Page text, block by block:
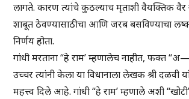
लागते. कारण त्यांचे कुठल्याच मृताशी वैयक्तिक वैर
शाबूत ठेवण्यासाठीचा आणि जरब बसविण्याचा
निर्णय होता.
गांधी मरताना “हे राम’ म्हणालेच नाहीत, फक्त
उच्चर त्यांनी केला या विधानाला लेखक श्री दळवी
महत्त्व दिले आहे. गांधी “हे राम’ म्हणाले अशी